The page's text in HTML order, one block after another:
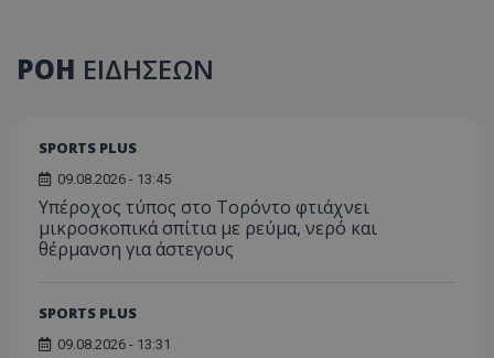
ΡΟΗ ΕΙΔΗΣΕΩΝ
SPORTS PLUS
09.08.2026 - 13:45
Υπέροχος τύπος στο Τορόντο φτιάχνει
μικροσκοπικά σπίτια με ρεύμα, νερό και
θέρμανση για άστεγους
SPORTS PLUS
09.08.2026 - 13:31